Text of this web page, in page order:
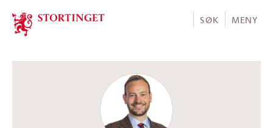
Stortinget.no
SØK MENY